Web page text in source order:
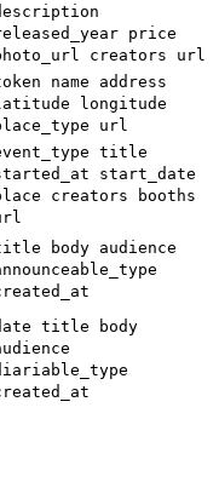
price
creators url
name address
longitude
url
title
start_date
creators booths
body audience
title body